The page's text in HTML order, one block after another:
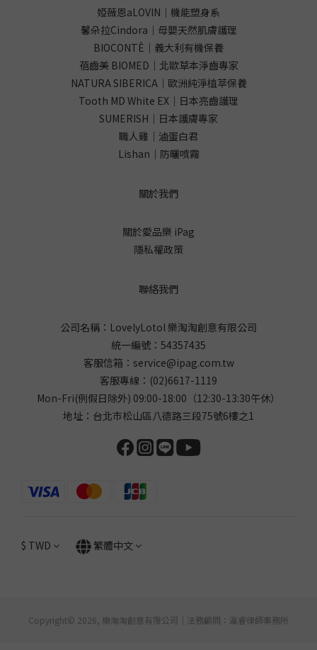
婭薇恩aLOVIN｜機能塑身系
馨朵拉Cindora｜母嬰天然肌膚護理
BIOCONTÈ｜義大利有機保養
蓓齒美 BIOMED｜北歐草本淨齒專家
NATURA SIBERICA｜歐洲純淨植萃保養
Tooth MD White EX｜日本亮齒護理
SUMERISH｜日本護膚專家
職人雞｜滷蛋白君
Lishan｜防曬噴霧
關於我們
關於愛品樂 iPag
隱私權政策
聯絡我們
公司名稱：LovelyLotol 樂淘淘創意有限公司
統一編號：54357435
客服信箱： service@ipag.com.tw
客服專線： (02)6617-1119
Mon-Fri(例假日除外) 09:00-18:00（12:30-13:30午休）
地址：台北巿松山區八德路三段75號6樓之1
$ TWD 繁體中文
Copyright© 2026, 樂淘淘創意有限公司｜法務顧問：瀛睿律師事務所